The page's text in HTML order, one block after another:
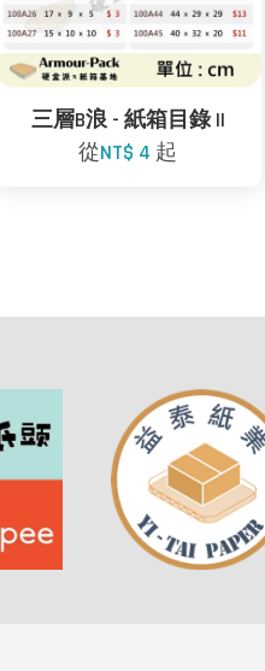
三層B浪 - 紙箱目錄 II
從NT$ 4 起